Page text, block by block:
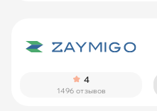
4
1496 отзывов